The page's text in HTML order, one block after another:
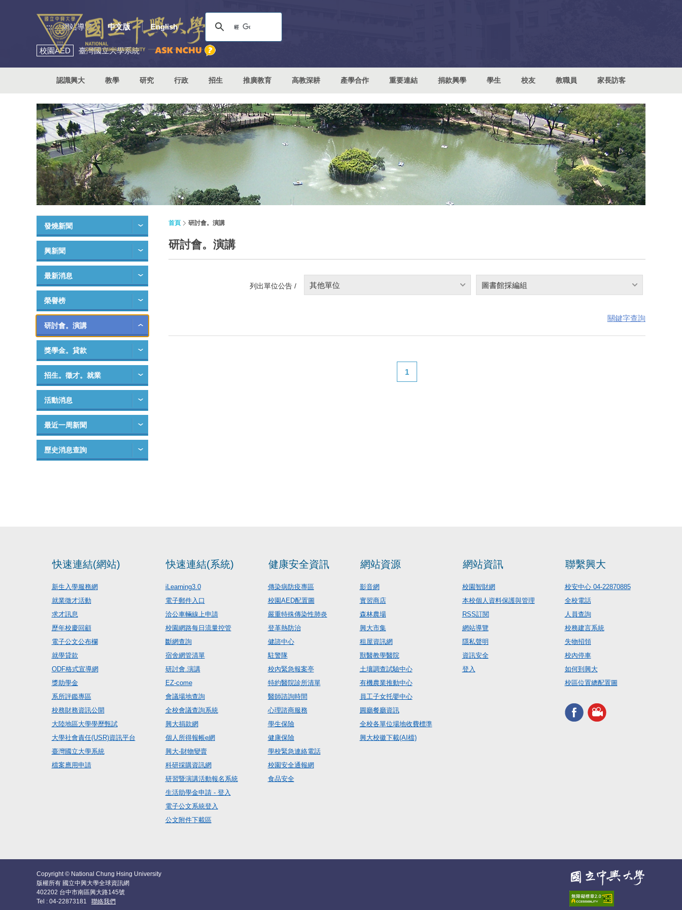
::: 網站導覽 中文版 English
校園AED 臺灣國立大學系統
認識興大 教學 研究 行政 招生 推廣教育 高教深耕 產學合作 重要連結 捐款興學 學生 校友 教職員 家長訪客
發燒新聞
興新聞
最新消息
榮譽榜
研討會。演講
獎學金。貸款
招生。徵才。就業
活動消息
最近一周新聞
歷史消息查詢
首頁 研討會。演講
研討會。演講
列出單位公告 / 其他單位 圖書館採編組
關鍵字查詢
1
快速連結(網站)
新生入學服務網
就業徵才活動
求才訊息
歷年校慶回顧
電子公文公布欄
就學貸款
ODF格式宣導網
獎助學金
系所評鑑專區
校務財務資訊公開
大陸地區大學學歷甄試
大學社會責任(USR)資訊平台
臺灣國立大學系統
檔案應用申請
快速連結(系統)
iLearning3.0
電子郵件入口
洽公車輛線上申請
校園網路每日流量控管
斷網查詢
宿舍網管清單
研討會.演講
EZ-come
會議場地查詢
全校會議查詢系統
興大捐款網
個人所得報帳e網
興大-財物變賣
科研採購資訊網
研習暨演講活動報名系統
生活助學金申請 - 登入
電子公文系統登入
公文附件下載區
健康安全資訊
傳染病防疫專區
校園AED配置圖
嚴重特殊傳染性肺炎
登革熱防治
健諮中心
駐警隊
校內緊急報案亭
特約醫院診所清單
醫師諮詢時間
心理諮商服務
學生保險
健康保險
學校緊急連絡電話
校園安全通報網
食品安全
網站資源
影音網
實習商店
森林農場
興大市集
租屋資訊網
獸醫教學醫院
土壤調查試驗中心
有機農業推動中心
員工子女托嬰中心
圓廳餐廳資訊
全校各單位場地收費標準
興大校徽下載(AI檔)
網站資訊
校園智財網
本校個人資料保護與管理
RSS訂閱
網站導覽
隱私聲明
資訊安全
登入
聯繫興大
校安中心 04-22870885
全校電話
人員查詢
校務建言系統
失物招領
校內停車
如何到興大
校區位置總配置圖
Copyright © National Chung Hsing University
版權所有 國立中興大學全球資訊網
402202 台中市南區興大路145號
Tel : 04-22873181 聯絡我們